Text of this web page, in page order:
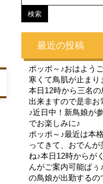
最近の投稿
ポッポ～♪おはよう
寒くて鳥肌が止まり
本日12時から三名
出来ますので是非お
♪近日中！新鳥娘が
でお楽しみに♪
ポッポ～♪最近は本
ってきて、おでんが
ね♪本日12時からが
んがご案内可能ぱぅ
の鳥娘が出勤するの